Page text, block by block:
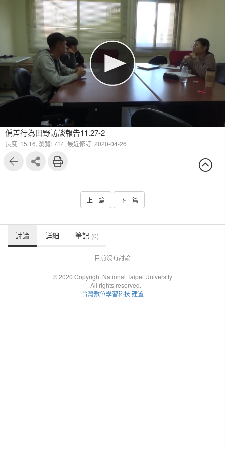
偏差行為田野訪談報告11.27-2
長度: 15:16, 瀏覽: 714, 最近修訂: 2020-04-26
上一篇 下一篇
討論 詳細 筆記 (0)
目前沒有討論
© 2020 Copyright National Taipei University
All rights reserved.
台灣數位學習科技 建置